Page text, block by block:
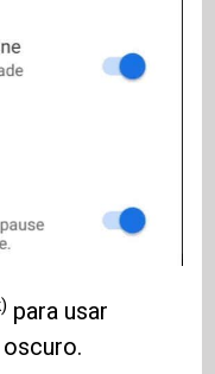
para usar